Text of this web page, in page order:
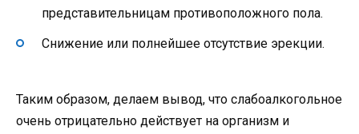
представительницам противоположного пола.
Снижение или полнейшее отсутствие эрекции.
Таким образом, делаем вывод, что слабоалкогольное
очень отрицательно действует на организм и